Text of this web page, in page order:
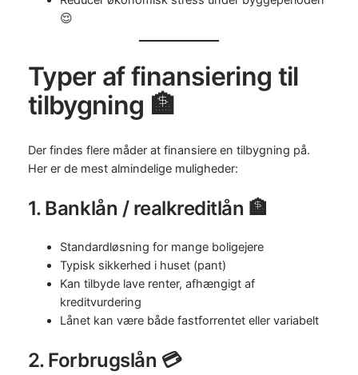
😌
Typer af finansiering til
tilbygning 🏦
Der findes flere måder at finansiere en tilbygning på.
Her er de mest almindelige muligheder:
1. Banklån / realkreditlån 🏦
Standardløsning for mange boligejere
Typisk sikkerhed i huset (pant)
Kan tilbyde lave renter, afhængigt af
kreditvurdering
Lånet kan være både fastforrentet eller variabelt
2. Forbrugslån 💳